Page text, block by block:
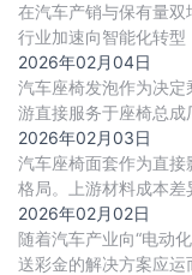
在汽车产销与保有量
行业加速向智能化转
2026年02月04日
汽车座椅发泡作为决
游直接服务于座椅总
超1600万辆）、消费
2026年02月03日
汽车座椅面套作为直
格局。上游材料成本
2026年02月02日
随着汽车产业向“电动
送彩金的解决方案应